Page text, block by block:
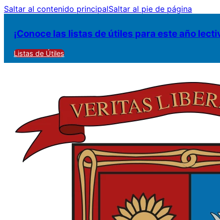
Saltar al contenido principalSaltar al pie de página
¡Conoce las listas de útiles para este año
Listas de Útiles